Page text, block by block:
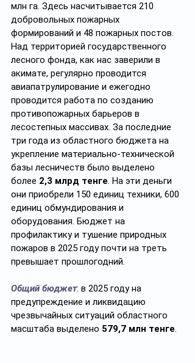
млн га. Здесь насчитывается 210
добровольных пожарных
формирований и 48 пожарных постов.
Над территорией государственного
лесного фонда, как нас заверили в
акимате, регулярно проводится
авиапатрулирование и ежегодно
проводится работа по созданию
противопожарных барьеров в
лесостепных массивах. За последние
три года из областного бюджета на
укрепление материально-технической
базы лесничеств было выделено
более 2,3 млрд тенге. На эти деньги
они приобрели 150 единиц техники, 600
единиц обмундирования и
оборудования. Бюджет на
профилактику и тушение природных
пожаров в 2025 году почти на треть
превышает прошлогодний.
Общий бюджет: в 2025 году на
предупреждение и ликвидацию
чрезвычайных ситуаций областного
масштаба выделено 579,7 млн тенге.